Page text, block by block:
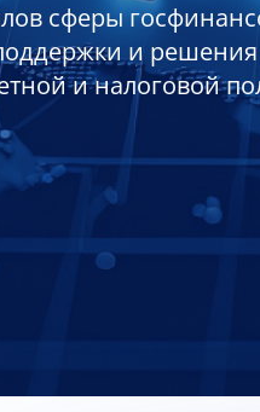
сферы
и решения
и налоговой